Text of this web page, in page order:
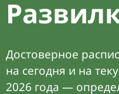
Достоверное
на сегодня и на
2026 года —